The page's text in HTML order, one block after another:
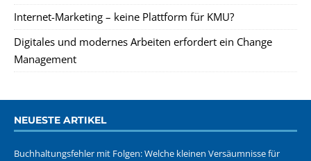
Internet-Marketing – keine Plattform für KMU?
Digitales und modernes Arbeiten erfordert ein Change
Management
NEUESTE ARTIKEL
Buchhaltungsfehler mit Folgen: Welche kleinen Versäumnisse für